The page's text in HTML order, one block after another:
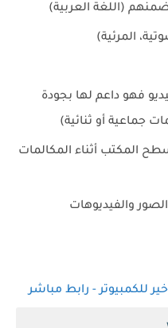
(اللغة العربية)
المرئية)
فهو داعم لها بجودة
جماعية أو ثنائية)
المكتب أثناء المكالمات
والفيديوهات